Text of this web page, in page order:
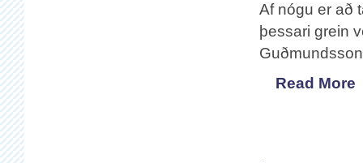
Af nógu er að
þessari grein
Read More